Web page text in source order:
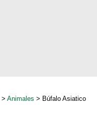
> Animales > Búfalo Asiatico